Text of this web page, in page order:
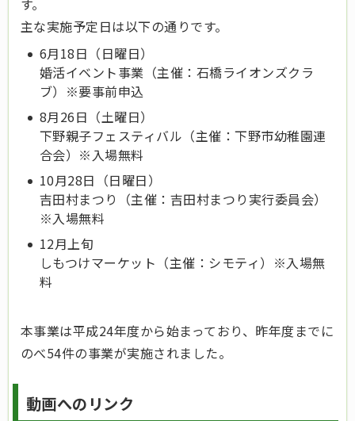
す。
主な実施予定日は以下の通りです。
6月18日（日曜日）
婚活イベント事業（主催：石橋ライオンズクラ
ブ）※要事前申込
8月26日（土曜日）
下野親子フェスティバル（主催：下野市幼稚園連
合会）※入場無料
10月28日（日曜日）
吉田村まつり（主催：吉田村まつり実行委員会）
※入場無料
12月上旬
しもつけマーケット（主催：シモティ）※入場無
料
本事業は平成24年度から始まっており、昨年度までに
のべ54件の事業が実施されました。
動画へのリンク